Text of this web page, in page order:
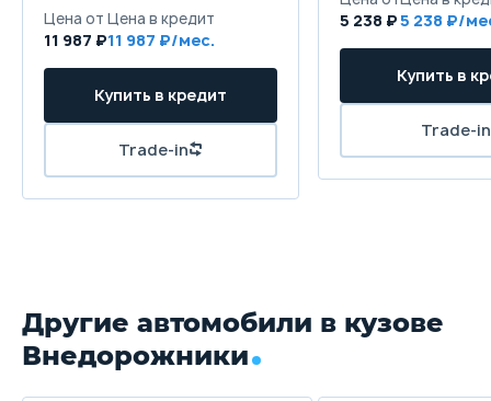
Колёсная база
2790 мм
Клиренс
197 мм
Масса
Трансмиссия
Автомат
11 987 ₽11 987
5 238 ₽5 238
Другие автомобили в кузове
Внедорожники